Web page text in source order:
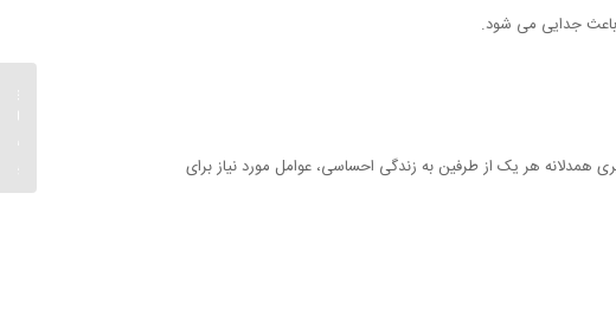
باعث جدایی می شود.
همدلانه هر یک از طرفین به زندگی احساسی، عوامل مورد نیاز برای